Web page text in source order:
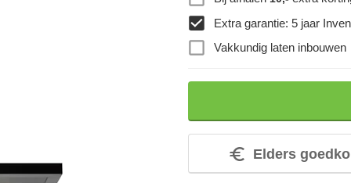
Extra garantie: 5 jaar
Vakkundig laten inbouwen
Elders